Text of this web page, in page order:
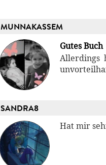
MUNNAKASSEM
Gutes Buch
Allerdings
SANDRA8
Hat mir